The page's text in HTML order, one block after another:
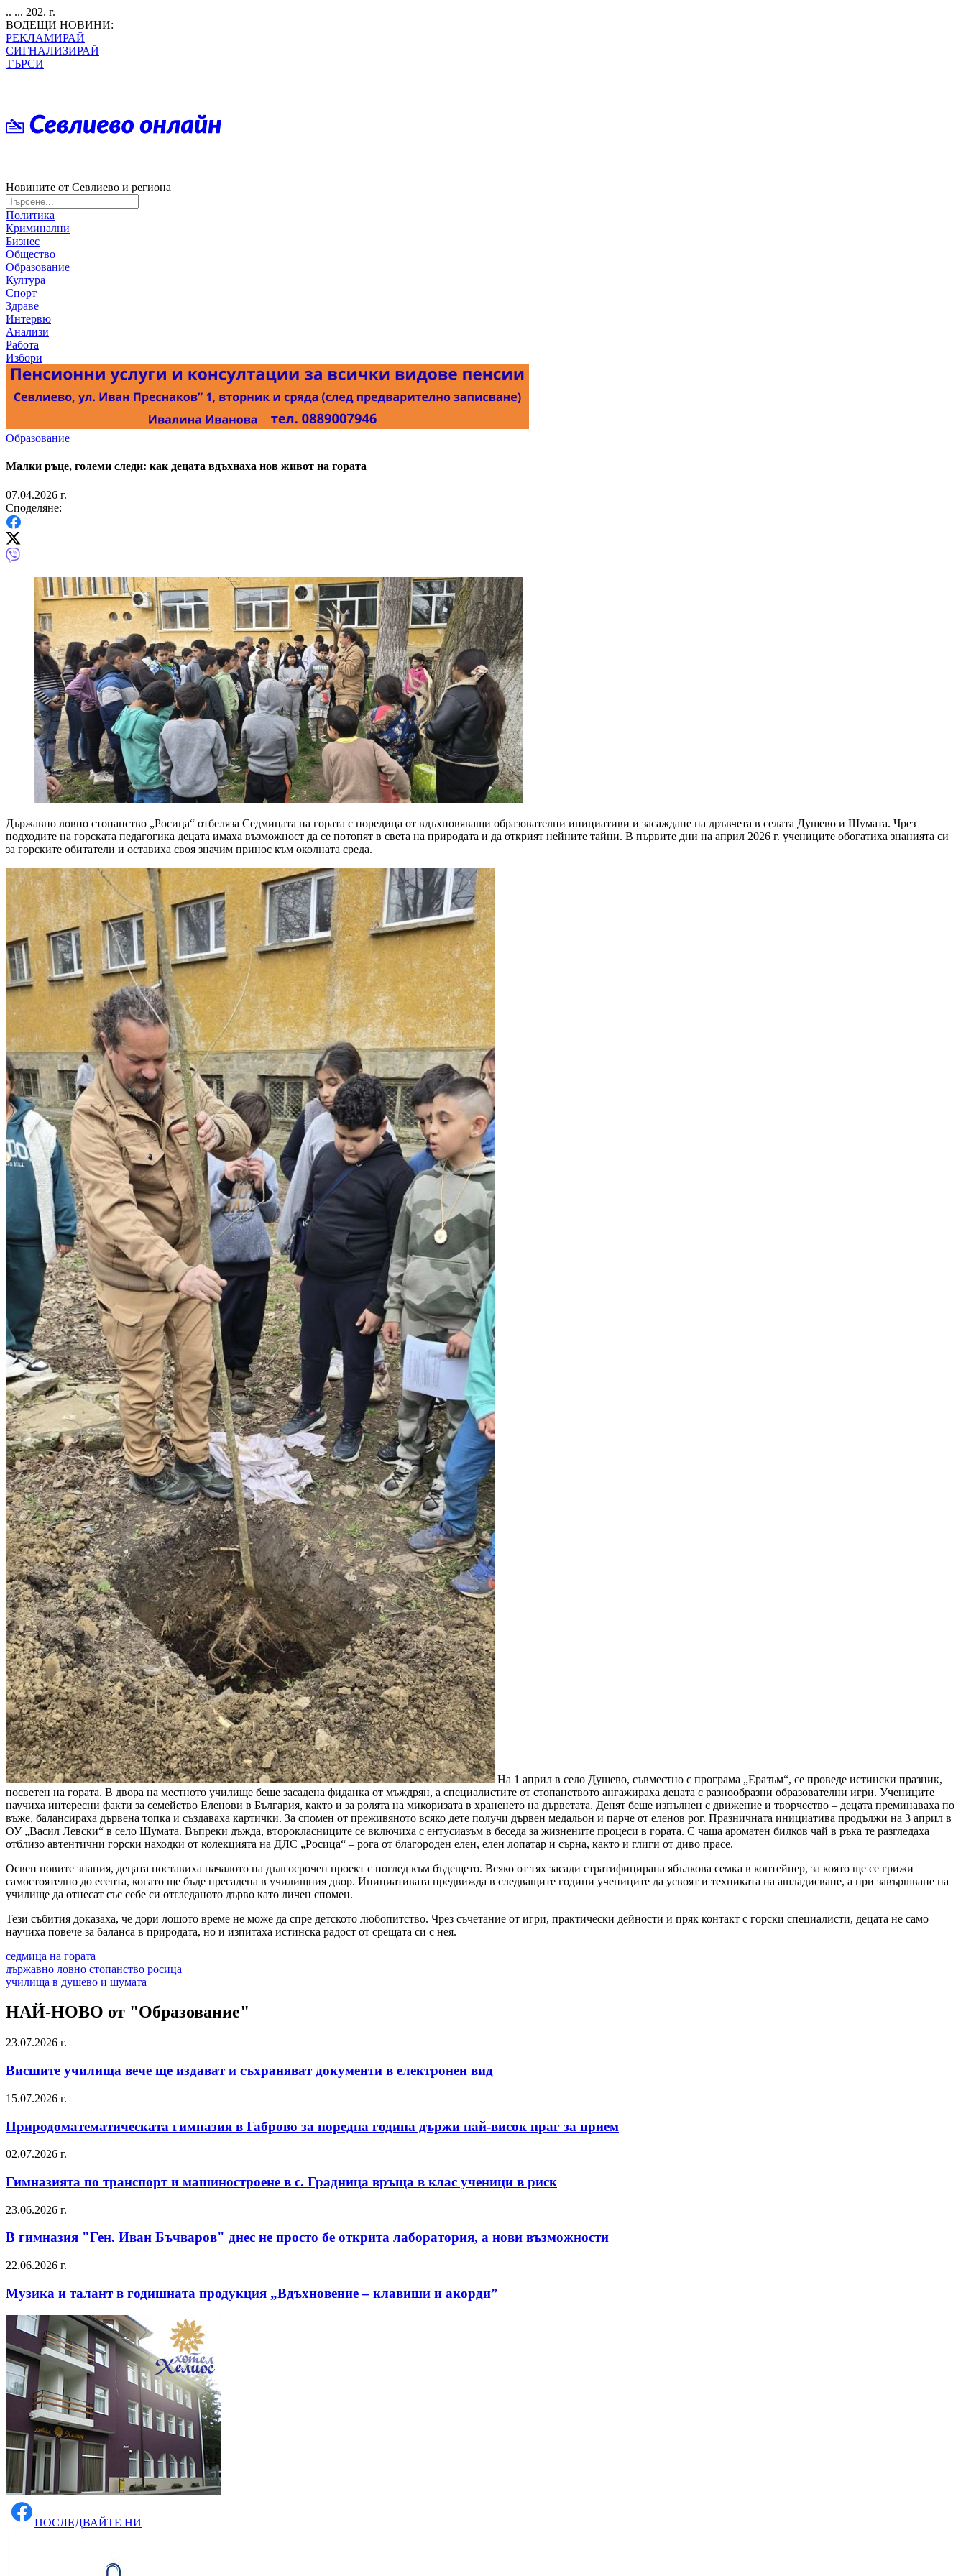
.. ... 202. г.
ВОДЕЩИ НОВИНИ:
РЕКЛАМИРАЙ
СИГНАЛИЗИРАЙ
ТЪРСИ
Новините от Севлиево и региона
Политика
Криминални
Бизнес
Общество
Образование
Култура
Спорт
Здраве
Интервю
Анализи
Работа
Избори
Образование
Малки ръце, големи следи: как децата вдъхнаха нов живот на гората
07.04.2026 г.
Споделяне:
Държавно ловно стопанство „Росица“ отбеляза Седмицата на гората с поредица от вдъхновяващи образователни инициативи и засаждане на дръвчета в селата Душево и Шумата. Чрез
подходите на горската педагогика децата имаха възможност да се потопят в света на природата и да открият нейните тайни. В първите дни на април 2026 г. учениците обогатиха знанията си
за горските обитатели и оставиха своя значим принос към околната среда.
На 1 април в село Душево, съвместно с програма „Еразъм“, се проведе истински празник,
посветен на гората. В двора на местното училище беше засадена фиданка от мъждрян, а специалистите от стопанството ангажираха децата с разнообразни образователни игри. Учениците
научиха интересни факти за семейство Еленови в България, както и за ролята на микоризата в храненето на дърветата. Денят беше изпълнен с движение и творчество – децата преминаваха по
въже, балансираха дървена топка и създаваха картички. За спомен от преживяното всяко дете получи дървен медальон и парче от еленов рог. Празничната инициатива продължи на 3 април в
ОУ „Васил Левски“ в село Шумата. Въпреки дъжда, второкласниците се включиха с ентусиазъм в беседа за жизнените процеси в гората. С чаша ароматен билков чай в ръка те разгледаха
отблизо автентични горски находки от колекцията на ДЛС „Росица“ – рога от благороден елен, елен лопатар и сърна, както и глиги от диво прасе.
Освен новите знания, децата поставиха началото на дългосрочен проект с поглед към бъдещето. Всяко от тях засади стратифицирана ябълкова семка в контейнер, за която ще се грижи
самостоятелно до есента, когато ще бъде пресадена в училищния двор. Инициативата предвижда в следващите години учениците да усвоят и техниката на ашладисване, а при завършване на
училище да отнесат със себе си отгледаното дърво като личен спомен.
Тези събития доказаха, че дори лошото време не може да спре детското любопитство. Чрез съчетание от игри, практически дейности и пряк контакт с горски специалисти, децата не само
научиха повече за баланса в природата, но и изпитаха истинска радост от срещата си с нея.
седмица на гората
държавно ловно стопанство росица
училища в душево и шумата
НАЙ-НОВО от "Образование"
23.07.2026 г.
Висшите училища вече ще издават и съхраняват документи в електронен вид
15.07.2026 г.
Природоматематическата гимназия в Габрово за поредна година държи най-висок праг за прием
02.07.2026 г.
Гимназията по транспорт и машиностроене в с. Градница връща в клас ученици в риск
23.06.2026 г.
В гимназия "Ген. Иван Бъчваров" днес не просто бе открита лаборатория, а нови възможности
22.06.2026 г.
Музика и талант в годишната продукция „Вдъхновение – клавиши и акорди”
ПОСЛЕДВАЙТЕ НИ